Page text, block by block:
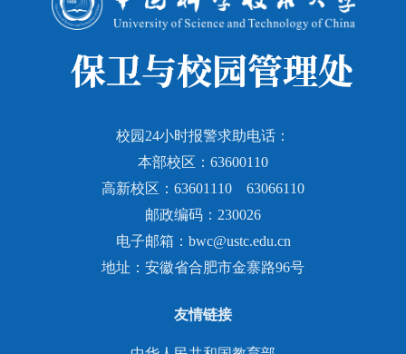
校园24小时报警求助电话：
本部校区：63600110
高新校区：63601110 63066110
邮政编码：230026
电子邮箱：bwc@ustc.edu.cn
地址：安徽省合肥市金寨路96号
友情链接